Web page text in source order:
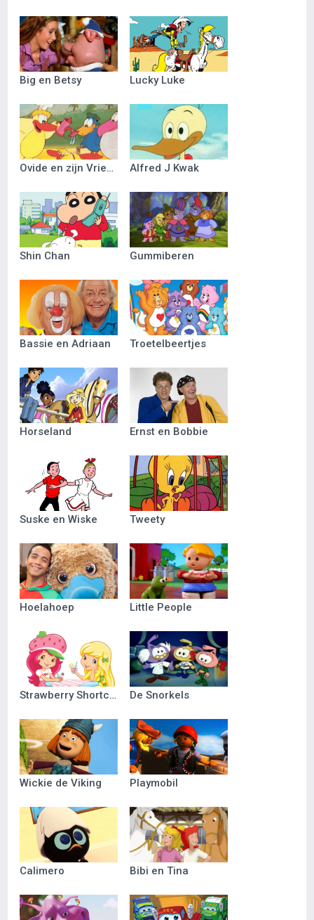
Big en Betsy Lucky Luke
Ovide en zijn Vriendjes Alfred J Kwak
Shin Chan Gummiberen
Bassie en Adriaan Troetelbeertjes
Horseland Ernst en Bobbie
Suske en Wiske Tweety
Hoelahoep Little People
Strawberry Shortcake De Snorkels
Wickie de Viking Playmobil
Calimero Bibi en Tina